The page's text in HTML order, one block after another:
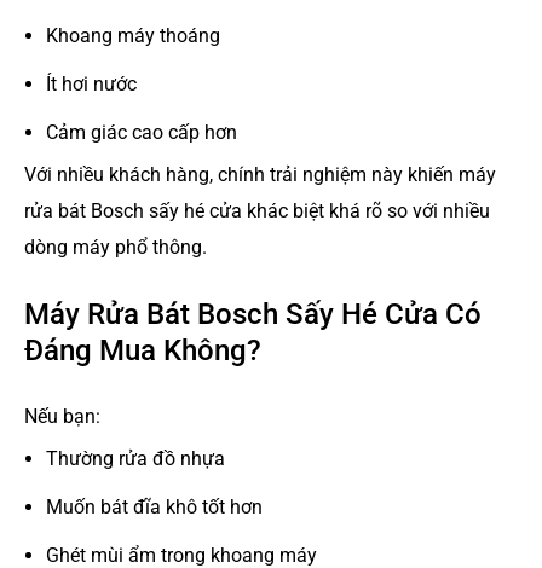
Khoang máy thoáng
Ít hơi nước
Cảm giác cao cấp hơn
Với nhiều khách hàng, chính trải nghiệm này khiến máy
rửa bát Bosch sấy hé cửa khác biệt khá rõ so với nhiều
dòng máy phổ thông.
Máy Rửa Bát Bosch Sấy Hé Cửa Có
Đáng Mua Không?
Nếu bạn:
Thường rửa đồ nhựa
Muốn bát đĩa khô tốt hơn
Ghét mùi ẩm trong khoang máy